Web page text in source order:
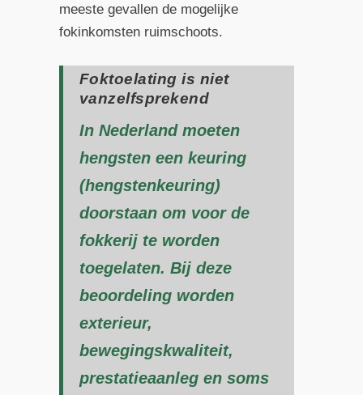
meeste gevallen de mogelijke
fokinkomsten ruimschoots.
Foktoelating is niet
vanzelfsprekend
In Nederland moeten
hengsten een keuring
(hengstenkeuring)
doorstaan om voor de
fokkerij te worden
toegelaten. Bij deze
beoordeling worden
exterieur,
bewegingskwaliteit,
prestatieaanleg en soms